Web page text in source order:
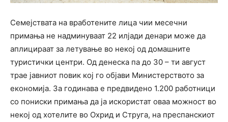
Семејствата на вработените лица чии месечни
примања не надминуваат 22 илјади денари може да
аплицираат за летување во некој од домашните
туристички центри. Од денеска па до 30 – ти август
трае јавниот повик кој го објави Министерството за
економија. За годинава е предвидено 1.200 работници
со пониски примања да ја искористат оваа можност во
некој од хотелите во Охрид и Струга, на преспанскиот